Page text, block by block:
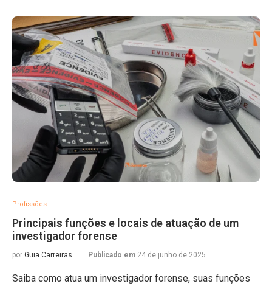
Profissões
Principais funções e locais de atuação de um
investigador forense
por Guia Carreiras Publicado em 24 de junho de 2025
Saiba como atua um investigador forense, suas funções